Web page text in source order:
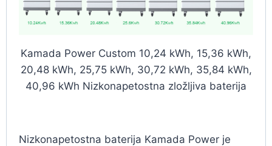
Kamada Power Custom 10,24 kWh, 15,36 kWh,
20,48 kWh, 25,75 kWh, 30,72 kWh, 35,84 kWh,
40,96 kWh Nizkonapetostna zložljiva baterija
Nizkonapetostna baterija Kamada Power je